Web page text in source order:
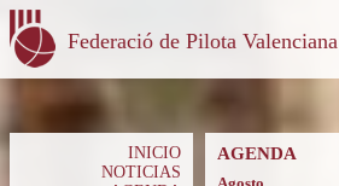
Federació de Pilota Valenciana
INICIO
NOTICIAS
AGENDA